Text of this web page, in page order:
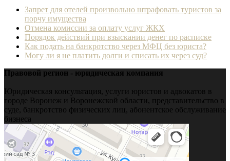
Запрет для отелей произвольно штрафовать туристов за
порчу имущества
Отмена комиссии за оплату услуг ЖКХ
Порядок действий при взыскании денег по расписке
Как подать на банкротство через МФЦ без юриста?
Могу ли я не платить долги и списать их через суд?
Правовой регион - юридическая компания
Юридическая консультация, услуги юристов и адвокатов в
городе Воронеж и Воронежской области, представительство в
суде, банкротство физических лиц, абонентское обслуживание
бизнеса